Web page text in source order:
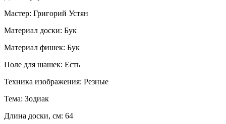
Мастер: Григорий Устян
Материал доски: Бук
Материал фишек: Бук
Поле для шашек: Есть
Техника изображения: Резные
Тема: Зодиак
Длина доски, см: 64